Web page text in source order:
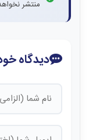
منتشر
دیدگاه